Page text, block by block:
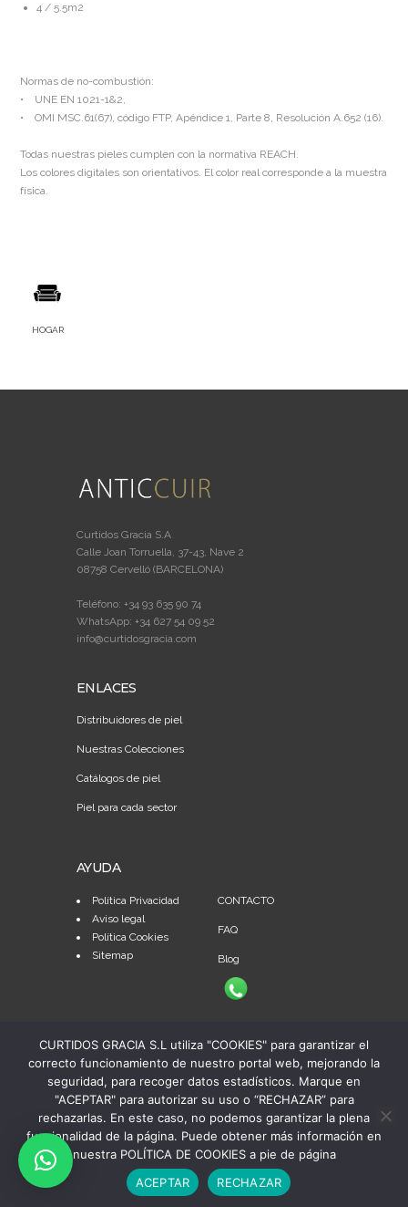
4 / 5.5m2
Normas de no-combustión:
• UNE EN 1021-1&2,
• OMI MSC.61(67), código FTP, Apéndice 1, Parte 8, Resolución A.652 (16).
Todas nuestras pieles cumplen con la normativa REACH.
Los colores digitales son orientativos. El color real corresponde a la muestra
física.
HOGAR
Curtidos Gracia S.A
Calle Joan Torruella, 37-43, Nave 2
08758 Cervelló (BARCELONA)
Teléfono: +34 93 635 90 74
WhatsApp: +34 627 54 09 52
info@curtidosgracia.com
ENLACES
Distribuidores de piel
Nuestras Colecciones
Catálogos de piel
Piel para cada sector
AYUDA
Política Privacidad
Aviso legal
Política Cookies
Sitemap
CONTACTO
FAQ
Blog
© Copyright 2024 Curtidos Gracia, S.A. | Todos los
derechos reservados | Diseño web:Publiedit
CURTIDOS GRACIA S.L utiliza "COOKIES" para garantizar el
correcto funcionamiento de nuestro portal web, mejorando la
seguridad, para recoger datos estadísticos. Marque en
"ACEPTAR" para autorizar su uso o “RECHAZAR” para
rechazarlas. En este caso, no podemos garantizar la plena
funcionalidad de la página. Puede obtener más información en
nuestra POLÍTICA DE COOKIES a pie de página
ACEPTAR
RECHAZAR